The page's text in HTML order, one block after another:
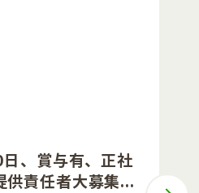
日、賞与有、正社
供責任者大募集...